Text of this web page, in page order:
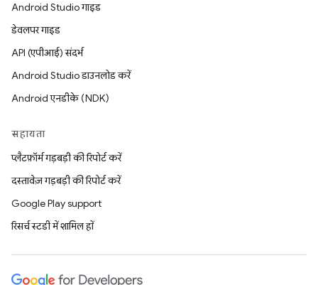
Android Studio गाइड
डेवलपर गाइड
API (एपीआई) संदर्भ
Android Studio डाउनलोड करें
Android एनडीके (NDK)
सहायता
प्लैटफ़ॉर्म गड़बड़ी की रिपोर्ट करें
दस्तावेज़ गड़बड़ी की रिपोर्ट करें
Google Play support
रिसर्च स्टडी में शामिल हों